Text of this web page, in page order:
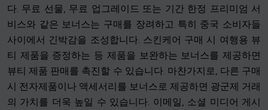
다. 무료 선물, 무료 업그레이드 또는 기간 한정 프리미엄 서
비스와 같은 보너스는 구매를 장려하고 특히 중국 소비자들
사이에서 긴박감을 조성합니다. 스킨케어 구매 시 여행용 뷰
티 제품을 증정하는 등 제품을 보완하는 보너스를 제공하면
뷰티 제품 판매를 촉진할 수 있습니다. 마찬가지로, 다른 구매
시 전자제품이나 액세서리를 보너스로 제공하면 광군제 거래
의 가치를 더욱 높일 수 있습니다. 이메일, 소셜 미디어 게시